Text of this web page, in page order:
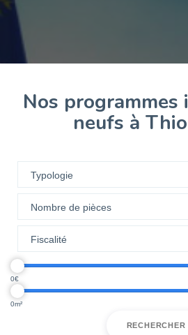
Nos programmes
neufs à
0
0
RECHERCHER